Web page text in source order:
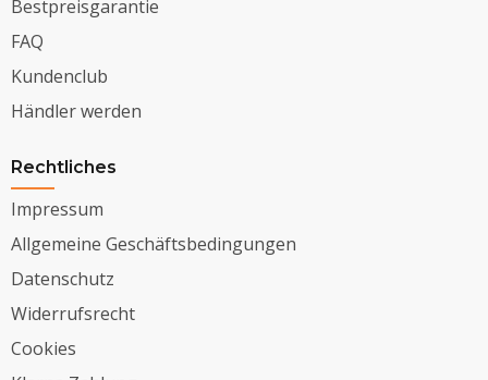
Bestpreisgarantie
FAQ
Kundenclub
Händler werden
Rechtliches
Impressum
Allgemeine Geschäftsbedingungen
Datenschutz
Widerrufsrecht
Cookies